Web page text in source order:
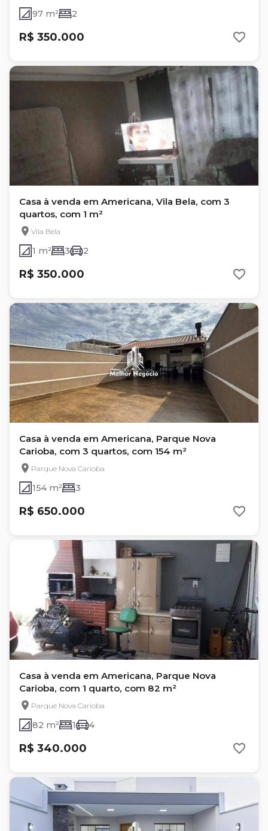
97 m² 2
R$ 350.000
Casa à venda em Americana, Vila Bela, com 3
quartos, com 1 m²
Vila Bela
1 m² 3 2
R$ 350.000
Casa à venda em Americana, Parque Nova
Carioba, com 3 quartos, com 154 m²
Parque Nova Carioba
154 m² 3
R$ 650.000
Casa à venda em Americana, Parque Nova
Carioba, com 1 quarto, com 82 m²
Parque Nova Carioba
82 m² 1 4
R$ 340.000